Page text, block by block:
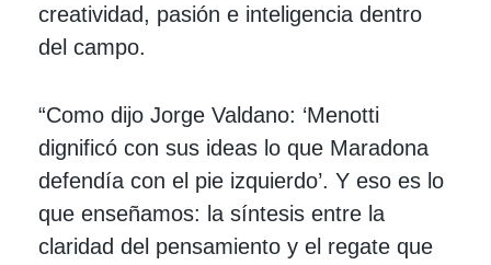
creatividad, pasión e inteligencia dentro
del campo.
“Como dijo Jorge Valdano: ‘Menotti
dignificó con sus ideas lo que Maradona
defendía con el pie izquierdo’. Y eso es lo
que enseñamos: la síntesis entre la
claridad del pensamiento y el regate que